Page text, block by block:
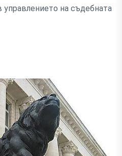
управлението на съдебната